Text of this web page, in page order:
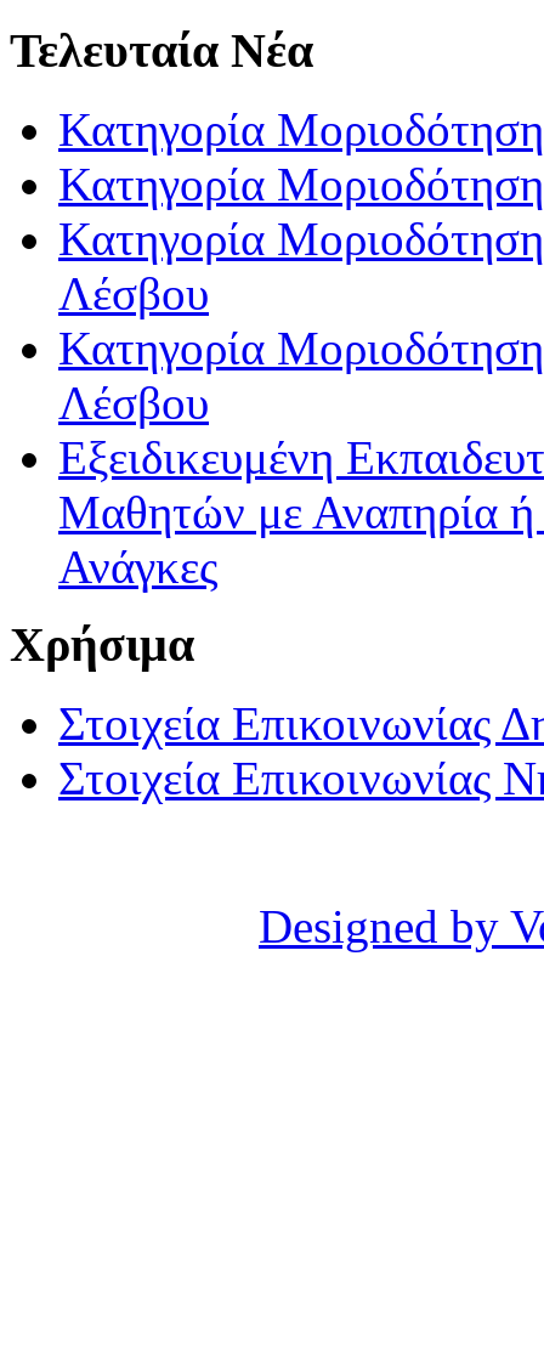
Τελευταία Νέα
Κατηγορία
Κατηγορία
Κατηγορία
Λέσβου
Κατηγορία
Λέσβου
Εξειδικευμένη
Μαθητών με Αναπηρία ή /
Ανάγκες
Χρήσιμα
Στοιχεία Επικοινωνίας
Στοιχεία Επικοινωνίας
Designed by